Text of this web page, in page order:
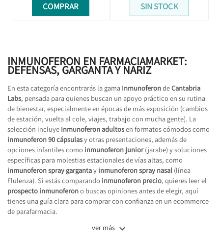
COMPRAR SIN STOCK
INMUNOFERON EN FARMACIAMARKET:
DEFENSAS, GARGANTA Y NARIZ
En esta categoría encontrarás la gama InmunoferondeCantabria
Labs, pensada para quienes buscan un apoyo práctico en su rutina
de bienestar, especialmente en épocas de más exposición (cambios
de estación, vuelta al cole, viajes, trabajo con mucha gente). La
selección incluye Inmunoferon adultosen formatos cómodos como
inmunoferon 90 cápsulasy otras presentaciones, además de
opciones infantiles como inmunoferon junior(jarabe) y soluciones
específicas para molestias estacionales de vías altas, como
inmunoferon spray gargantay inmunoferon spray nasal (línea
Flulenza). Si estás comparando inmunoferon precio, quieres leer el
prospecto inmunoferono buscas opiniones antes de elegir, aquí
tienes una guía clara para comprar con confianza en un ecommerce
de parafarmacia.
ver más 